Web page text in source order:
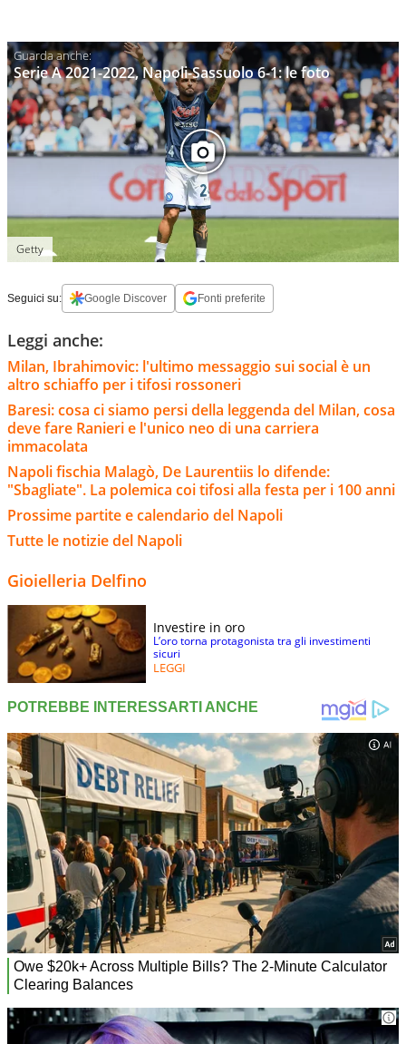
Serie A 2021-2022, Napoli-Sassuolo 6-1: le foto
Getty
Seguici su: Google Discover Fonti preferite
Leggi anche:
Milan, Ibrahimovic: l'ultimo messaggio sui social è un
altro schiaffo per i tifosi rossoneri
Baresi: cosa ci siamo persi della leggenda del Milan, cosa
deve fare Ranieri e l'unico neo di una carriera
immacolata
Napoli fischia Malagò, De Laurentiis lo difende:
"Sbagliate". La polemica coi tifosi alla festa per i 100 anni
Prossime partite e calendario del Napoli
Tutte le notizie del Napoli
Gioielleria Delfino
Investire in oro
L’oro torna protagonista tra gli investimenti
sicuri
LEGGI